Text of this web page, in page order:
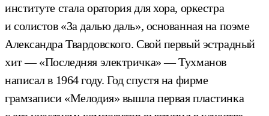
институте стала оратория для хора, оркестра
и солистов «За далью даль», основанная на поэме
Александра Твардовского. Свой первый эстрадный
хит — «Последняя электричка» — Тухманов
написал в 1964 году. Год спустя на фирме
грамзаписи «Мелодия» вышла первая пластинка